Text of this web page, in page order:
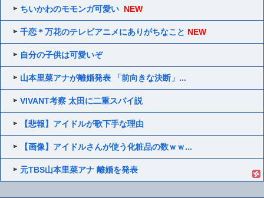
ちいかわのモモンガ可愛い NEW
千恋＊万花のテレビアニメにありがちなこと NEW
自分の子供は可愛いぞ
山本里菜アナが離婚発表 「前向きな決断」...
VIVANT考察 太田に二重スパイ説
【悲報】アイドルが歌下手な理由
【画像】アイドルさんが使う化粧品の数ｗｗ...
元TBS山本里菜アナ 離婚を発表